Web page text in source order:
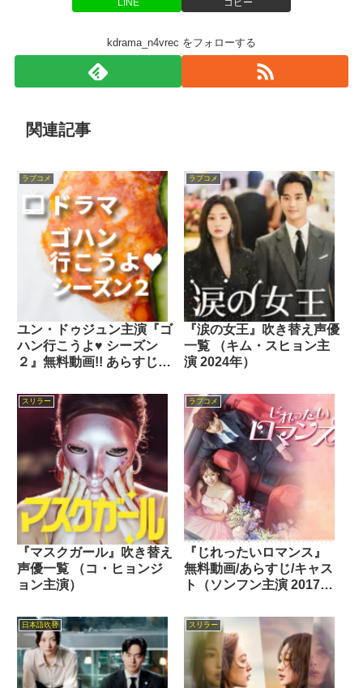
LINE コピー
kdrama_n4vrec をフォローする
関連記事
ラブコメ
ユン・ドゥジュン主演『ゴ
ハン行こうよ♥ シーズン
２』無料動画!! あらすじ＆
ラブコメ
『涙の女王』吹き替え声優
一覧 （キム・スヒョン主
演 2024年）
スリラー
『マスクガール』吹き替え
声優一覧 （コ・ヒョンジ
ョン主演）
ラブコメ
『じれったいロマンス』
無料動画/あらすじ/キャス
ト（ソンフン主演 2017
日本語吹替 スリラー